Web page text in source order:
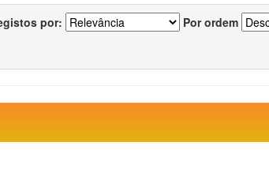
por: Por ordem